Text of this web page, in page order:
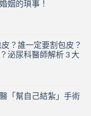
姻的瑣事！
？誰一定要割包皮？
泌尿科醫師解析 3 大
「幫自己結紮」手術